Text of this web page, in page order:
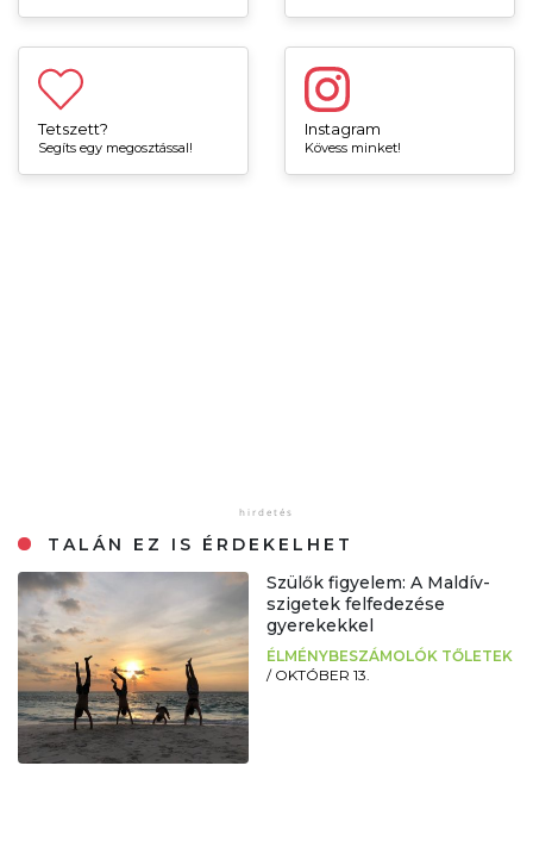
Tetszett?
Segíts egy megosztással!
Instagram
Kövess minket!
TALÁN EZ IS ÉRDEKELHET
Szülők figyelem: A Maldív-
szigetek felfedezése
gyerekekkel
ÉLMÉNYBESZÁMOLÓK TŐLETEK
/ OKTÓBER 13.